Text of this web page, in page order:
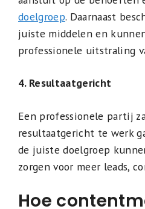
doelgroep. Daarnaast
juiste middelen en
professionele uitstraling
4. Resultaatgericht
Een professionele partij
resultaatgericht te werk
de juiste doelgroep
zorgen voor meer leads,
Hoe